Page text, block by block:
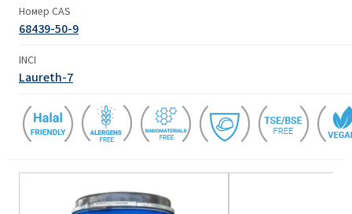
Номер CAS
68439-50-9
INCI
Laureth-7